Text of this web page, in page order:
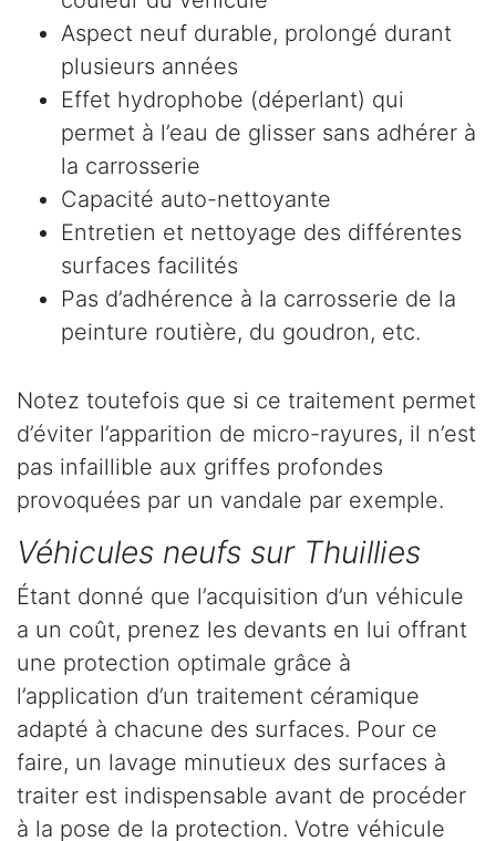
Aspect neuf durable, prolongé durant
plusieurs années
Effet hydrophobe (déperlant) qui
permet à l’eau de glisser sans adhérer à
la carrosserie
Capacité auto-nettoyante
Entretien et nettoyage des différentes
surfaces facilités
Pas d’adhérence à la carrosserie de la
peinture routière, du goudron, etc.
Notez toutefois que si ce traitement permet
d’éviter l’apparition de micro-rayures, il n’est
pas infaillible aux griffes profondes
provoquées par un vandale par exemple.
Véhicules neufs sur Thuillies
Étant donné que l’acquisition d’un véhicule
a un coût, prenez les devants en lui offrant
une protection optimale grâce à
l’application d’un traitement céramique
adapté à chacune des surfaces. Pour ce
faire, un lavage minutieux des surfaces à
traiter est indispensable avant de procéder
à la pose de la protection. Votre véhicule